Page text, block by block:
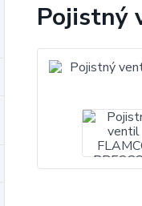
Pojistný